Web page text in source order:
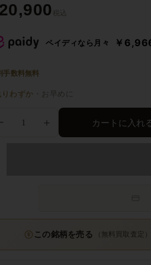
税込
ペイディなら月々 ￥
手数料無料
りわずか ・お早めに
＋ カートに入れ
この銘柄を売る （無料買取査定）